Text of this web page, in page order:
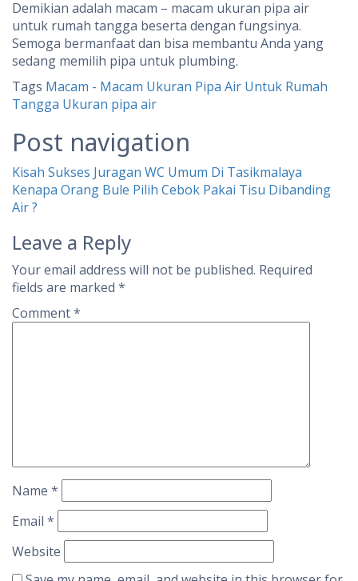
Demikian adalah macam – macam ukuran pipa air
untuk rumah tangga beserta dengan fungsinya.
Semoga bermanfaat dan bisa membantu Anda yang
sedang memilih pipa untuk plumbing.
Tags Macam - Macam Ukuran Pipa Air Untuk Rumah
Tangga Ukuran pipa air
Post navigation
Kisah Sukses Juragan WC Umum Di Tasikmalaya
Kenapa Orang Bule Pilih Cebok Pakai Tisu Dibanding
Air ?
Leave a Reply
Your email address will not be published. Required
fields are marked *
Comment*
Name *
Email *
Website